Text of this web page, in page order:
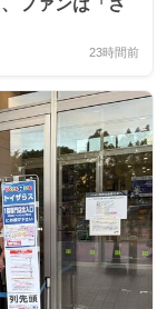
23時間前